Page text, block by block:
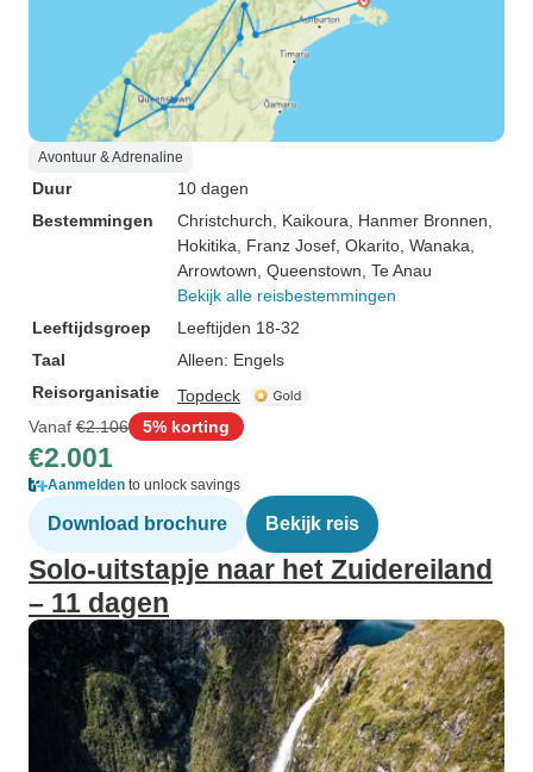
Avontuur & Adrenaline
Duur
10 dagen
Bestemmingen
Christchurch , Kaikoura , Hanmer Bronnen
Hokitika , Franz Josef , Okarito , Wanaka
Arrowtown , Queenstown , Te Anau
Bekijk alle reisbestemmingen
Leeftijdsgroep
Leeftijden 18-32
Taal
Alleen: Engels
Reisorganisatie
Topdeck
Vanaf €2.106 5% korting
€2.001
Aanmelden to unlock savings
Download brochure Bekijk reis
Solo-uitstapje naar het Zuidereiland
– 11 dagen